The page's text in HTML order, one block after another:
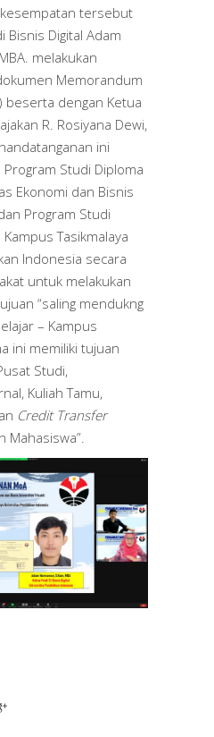
tersebut
Bisnis Digital Adam
melakukan
Memorandum
beserta dengan Ketua
R. Rosiyana Dewi,
ini
Studi Diploma
Ekonomi dan Bisnis
Program Studi
Tasikmalaya
Indonesia secara
untuk melakukan
“saling mendukng
– Kampus
ini memiliki tujuan
Studi,
Kuliah Tamu,
Credit Transfer